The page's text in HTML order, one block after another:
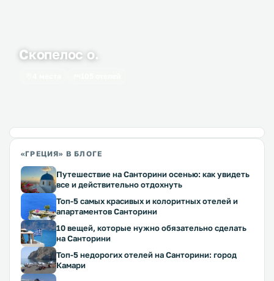
Скопелос о.
«ГРЕЦИЯ» В БЛОГЕ
Путешествие на Санторини осенью: как увидеть
все и действительно отдохнуть
Топ-5 самых красивых и колоритных отелей и
апартаментов Санторини
10 вещей, которые нужно обязательно сделать
на Санторини
Топ-5 недорогих отелей на Санторини: город
Камари